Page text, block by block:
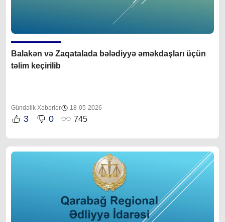
Balakən və Zaqatalada bələdiyyə əməkdaşları üçün
təlim keçirilib
Gündəlik Xəbərlər 18-05-2026
3 0 745